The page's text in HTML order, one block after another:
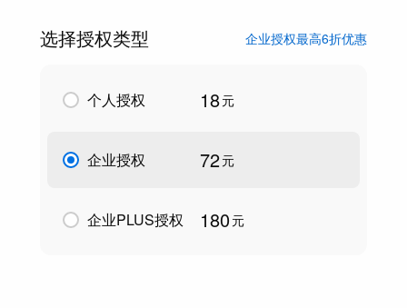
选择授权类型 企业授权最高6折优惠
个人授权 18元
企业授权 72元
企业PLUS授权 180元